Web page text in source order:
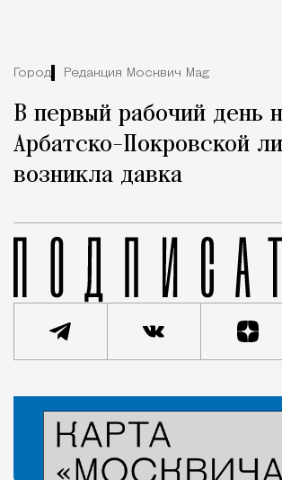
Город Редакция Москвич Mag
В первый рабочий день
Арбатско-Покровской
возникла давка